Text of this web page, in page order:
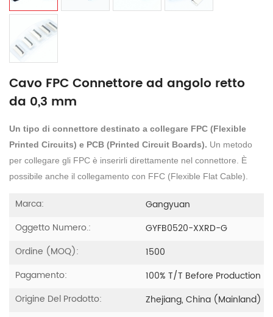
Cavo FPC Connettore ad angolo retto
da 0,3 mm
Un tipo di connettore destinato a collegare FPC (Flexible
Printed Circuits) e PCB (Printed Circuit Boards). Un metodo
per collegare gli FPC è inserirli direttamente nel connettore. È
possibile anche il collegamento con FFC (Flexible Flat Cable).
Marca:
Gangyuan
Oggetto Numero.:
GYFB0520-XXRD-G
Ordine (MOQ):
1500
Pagamento:
100% T/T Before Production
Origine Del Prodotto:
Zhejiang, China (Mainland)